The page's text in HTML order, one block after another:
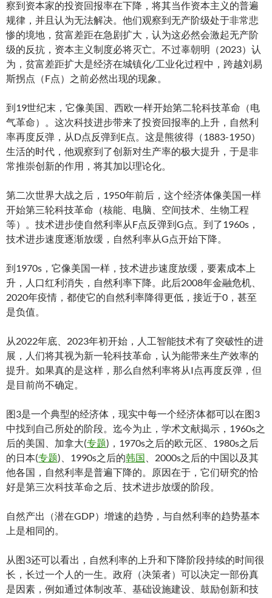
察到资本家的投资回报率在下降，将其当作资本主义的普遍
规律，并且认为无法解决。他们观察到无产阶级处于非常悲
惨的境地，贫富差距在急剧扩大，认为这必然会激起无产阶
级的反抗，资本主义制度必将灭亡。不过辜朝明（2023）认
为，贫富差距扩大是经济在城镇化/工业化过程中，跨越刘易
斯拐点（F点）之前必然出现的现象。
到19世纪末，它像美国、西欧一样开始第二轮科技革命（电
气革命）。这次科技进步带来了投资回报率的上升，自然利
率再度反弹，从D点反弹到E点。这是熊彼得（1883-1950）
生活的时代，他观察到了创新对生产率的极大提升，于是非
常推崇创新的作用，将其加以理论化。
第二次世界大战之后，1950年前后，这个经济体像美国一样
开始第三轮科技革命（核能、电脑、空间技术、生物工程
等）。技术进步使自然利率从F点反弹到G点。到了1960s，
技术进步速度逐渐放缓，自然利率从G点开始下降。
到1970s，它像美国一样，技术进步速度放缓，要素成本上
升，人口红利消失，自然利率下降。此后2008年金融危机、
2020年疫情，都使它的自然利率降得更低，接近于0，甚至
是负值。
从2022年底、2023年初开始，人工智能技术有了突破性的进
展，人们将其视为新一轮科技革命，认为能带来生产效率的
提升。如果真的是这样，那么自然利率将从I点再度反弹，但
是目前尚不确定。
图3是一个典型的经济体，现实中每一个经济体都可以在图3
中找到自己所处的阶段。迄今为止，学术文献揭示，1960s之
后的美国、加拿大(专题)，1970s之后的欧元区、1980s之后
的日本(专题)、1990s之后的韩国 、2000s之后的中国以及其
他各国，自然利率是普遍下降的。原因在于，它们研究的恰
好是第三次科技革命之后、技术进步放缓的阶段。
自然产出（潜在GDP）增速的趋势，与自然利率的趋势基本
上是相同的。
从图3还可以看出，自然利率的上升和下降阶段持续的时间很
长，长过一个人的一生。政府（决策者）可以决定一部份真
是因素，例如通过体制改革、基础设施建设、鼓励创新和技